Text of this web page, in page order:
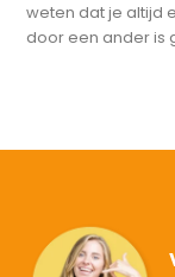
weten dat je altijd
door een ander is